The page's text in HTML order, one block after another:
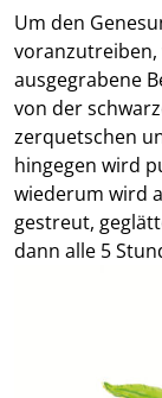
Um den
voranzutreiben,
ausgegrabene
von der
zerquetschen
hingegen wird
wiederum wird
gestreut,
dann alle 5